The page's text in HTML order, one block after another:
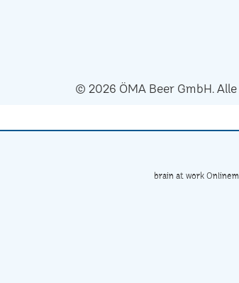
© 2026 ÖMA Beer GmbH.
brain at work